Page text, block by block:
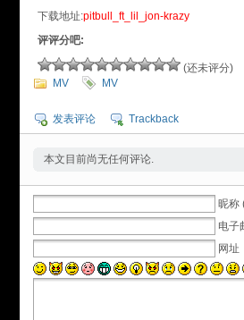
下载地址:pitbull_ft_lil_jon-krazy
评评分吧:
(还未评分)
MV
MV
发表评论 Trackback
本文目前尚无任何评论.
昵称
电子
网址